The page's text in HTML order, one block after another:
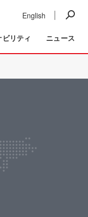
English
IR情報 事業紹介
リティ ニュース